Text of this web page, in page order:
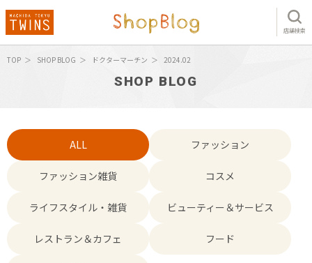
店舗検索
TOP SHOP BLOG ドクターマーチン 2024.02
SHOP BLOG
ALL ファッション
ファッション雑貨 コスメ
ライフスタイル・雑貨 ビューティー＆サービス
レストラン＆カフェ フード